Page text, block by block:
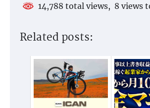
14,788 total views, 8 views
Related posts: